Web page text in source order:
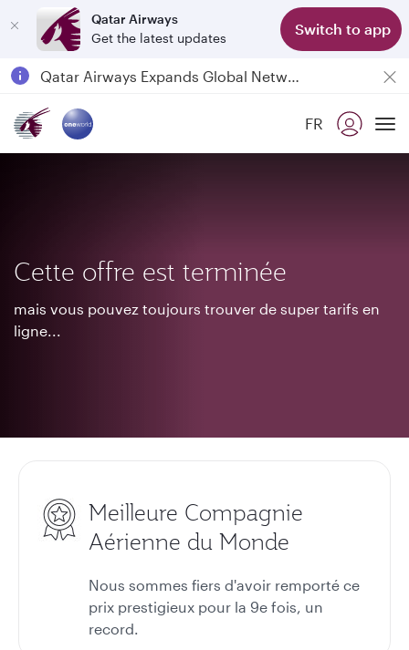
Qatar Airways
Get the latest updates
Switch to app
Qatar Airways Expands Global Network to over 160 Destinations
6 August 2026: Qatar Airways flight resumption to Bahrain (BAH), Erbil (EBL), and Kuwait (KWI)
FR
Cette offre est terminée
mais vous pouvez toujours trouver de super tarifs en
ligne...
Meilleure Compagnie
Aérienne du Monde
Nous sommes fiers d'avoir remporté ce
prix prestigieux pour la 9e fois, un
record.